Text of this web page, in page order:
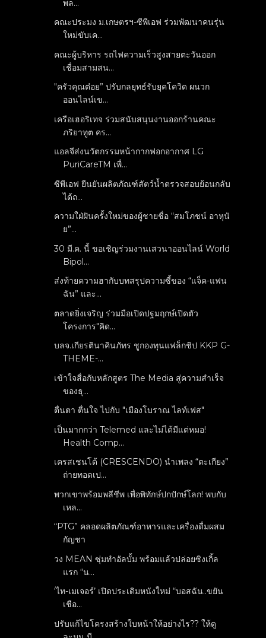
พล...
คณะประมง ม.เกษตรฯ-ซีพีเอฟ ร่วมพัฒนาคนรุ่น
ใหม่ขับเค...
คณะผู้บริหาร รถไฟความเร็วสูงสายตะวันออก
เชื่อมสามสน...
"ครัวคุณต๋อย” ปรับกลยุทธ์รับยุคโควิด ผนวก
ออนไลน์เข...
เครือเฮอริเทจ ร่วมสนับสนุนงานออกร้านคณะ
ภริยาทูต คร...
แอลจีส่งนวัตกรรมหน้ากากฟอกอากาศ LG
PuriCareTM เพื่...
ซีพีเอฟ ยืนยันผลิตภัณฑ์สัตว์น้ำตรวจสอบย้อนกลับ
ได้ถ...
ความใฝ่ฝันครั้งใหม่ของผู้ชายชื่อ “สมโภชน์ อาหุนั
ย”...
30 มี.ค. นี้ ขอเชิญร่วมงานเสวนาออนไลน์ World
Bipol...
ส่งท้ายความฮากับบทสรุปความซี้ของ “แจ็ค-แฟน
ฉัน” และ...
ตลาดยิ่งเจริญ ร่วมมือเปิดปฐมฤกษ์เปิดตัว
โครงการ"คิด...
บลจ.เกียรตินาคินภัทร ชูกองทุนแฟล็กชิป KKP G-
THEME-...
เข้าใจสื่อกับหลักสูตร The Media สู่ความสำเร็จ
ของธุ...
ตื่นตา ตื่นใจ ไปกับ "เมืองโบราณ ไลท์เฟส"
เป็นมากกว่า Telemed และไม่ได้มีแต่หมอ!
Health Comp...
เครสเชนโด้ (CRESCENDO) นำเพลง “ตะเกียง”
ถ่ายทอดเป...
พวกเขาพร้อมพลีชีพ เพื่อพิทักษ์ปกปักษ์โลก! พบกับ
เหล...
“PTG” คลอดผลิตภัณฑ์อาหารและเครื่องดื่มผสม
กัญชา
วง MEAN ซุ่มทำอัลบั้ม พร้อมแล้วปล่อยซิงเกิ้ล
แรก “น...
‘ไท-เมเจอร์’ เปิดประเดิมหนังใหม่ “บอสฉัน..ขยัน
เชือ...
ปรับแก้ไขโครงสร้างใบหน้าให้อย่างไร?? ให้ดู